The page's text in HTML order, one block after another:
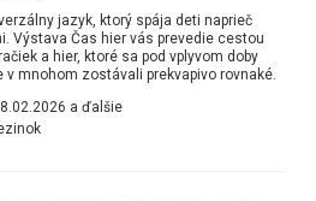
jazyk, ktorý spája deti naprieč
Výstava Čas hier vás prevedie cestou
a hier, ktoré sa pod vplyvom doby
v mnohom zostávali prekvapivo rovnaké.
a ďalšie